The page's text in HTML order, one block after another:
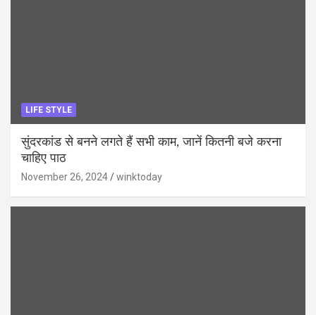
LIFE STYLE
सुंदरकांड से बनने लगते हैं सभी काम, जानें कितनी बजे करना
चाहिए पाठ
November 26, 2024 winktoday